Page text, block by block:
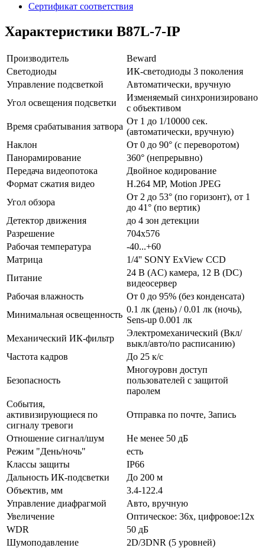
Сертификат соответствия
Характеристики B87L-7-IP
Производитель
Beward
Светодиоды
ИК-светодиоды 3 поколения
Управление подсветкой
Автоматически, вручную
Угол освещения подсветки
Изменяемый синхронизировано
с объективом
Время срабатывания затвора
От 1 до 1/10000 сек.
(автоматически, вручную)
Наклон
От 0 до 90° (с переворотом)
Панорамирование
360° (непрерывно)
Передача видеопотока
Двойное кодирование
Формат сжатия видео
H.264 MP, Motion JPEG
Угол обзора
От 2 до 53° (по горизонт), от 1
до 41° (по вертик)
Детектор движения
до 4 зон детекции
Разрешение
704х576
Рабочая температура
-40...+60
Матрица
1/4'' SONY ExView CCD
Питание
24 В (AC) камера, 12 В (DC)
видеосервер
Рабочая влажность
От 0 до 95% (без конденсата)
Минимальная освещенность
0.1 лк (день) / 0.01 лк (ночь),
Sens-up 0.001 лк
Механический ИК-фильтр
Электромеханический (Вкл/
выкл/авто/по расписанию)
Частота кадров
До 25 к/с
Безопасность
Многоуровн доступ
пользователей с защитой
паролем
События,
активизирующиеся по
сигналу тревоги
Отправка по почте, Запись
Отношение сигнал/шум
Не менее 50 дБ
Режим "День/ночь"
есть
Классы защиты
IP66
Дальность ИК-подсветки
До 200 м
Объектив, мм
3.4-122.4
Управление диафрагмой
Авто, вручную
Увеличение
Оптическое: 36х, цифровое:12х
WDR
50 дБ
Шумоподавление
2D/3DNR (5 уровней)